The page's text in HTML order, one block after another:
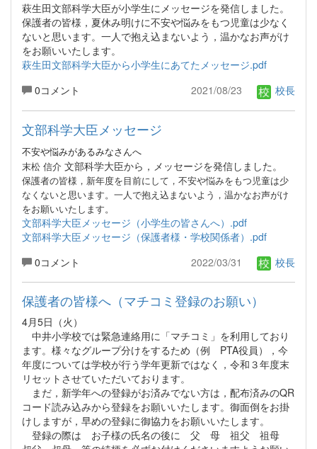
萩生田文部科学大臣が小学生にメッセージを発信しました。
保護者の皆様，夏休み明けに不安や悩みをもつ児童は少なく
ないと思います。一人で抱え込まないよう，温かなお声がけ
をお願いいたします。
萩生田文部科学大臣から小学生にあてたメッセージ.pdf
0コメント
2021/08/23 校長
文部科学大臣メッセージ
不安や悩みがあるみなさんへ
末松 信介 文部科学大臣から，メッセージを発信しました。
保護者の皆様，新年度を目前にして，不安や悩みをもつ児童は少
なくないと思います。一人で抱え込まないよう，温かなお声がけ
をお願いいたします。
文部科学大臣メッセージ（小学生の皆さんへ）.pdf
文部科学大臣メッセージ（保護者様・学校関係者）.pdf
0コメント
2022/03/31 校長
保護者の皆様へ（マチコミ登録のお願い）
4月5日（火）
中井小学校では緊急連絡用に「マチコミ」を利用しており
ます。様々なグループ分けをするため（例 PTA役員），今
年度については学校が行う学年更新ではなく，令和３年度末
リセットさせていただいております。
まだ，新学年への登録がお済みでない方は，配布済みのQR
コード読み込みから登録をお願いいたします。御面倒をお掛
けしますが，早めの登録に御協力をお願いいたします。
登録の際は お子様の氏名の後に 父 母 祖父 祖母